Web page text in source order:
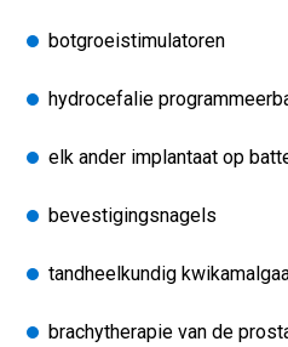
botgroeistimulatoren
hydrocefalie
elk ander implantaat op
bevestigingsnagels
tandheelkundig
brachytherapie van de